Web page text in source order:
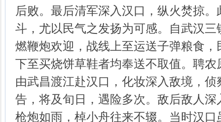
后败。最后清军深入汉口，纵火焚掠
斗，尤以民气之发扬为可感。自武汉
燃鞭炮欢迎，战线上至运送子弹粮食
下至买烧饼草鞋者均奉送不取值。聘
由武昌渡江赴汉口，化妆深入敌境，
告，将及旬日，遇险多次。敌后敌人
枪炮如雨，棹小舟往来不辍。当时汉